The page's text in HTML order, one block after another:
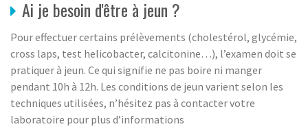
Ai je besoin d'être à jeun ?
Pour effectuer certains prélèvements (cholestérol, glycémie,
cross laps, test helicobacter, calcitonine…), l’examen doit se
pratiquer à jeun. Ce qui signifie ne pas boire ni manger
pendant 10h à 12h. Les conditions de jeun varient selon les
techniques utilisées, n’hésitez pas à contacter votre
laboratoire pour plus d’informations